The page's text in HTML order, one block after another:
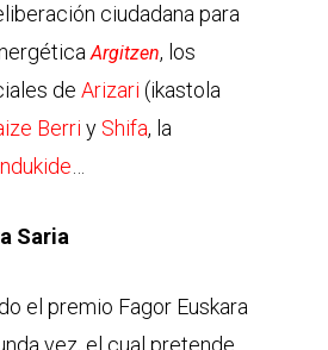
ciudadana para
Argitzen, los
de Arizari (ikastola
Berri y Shifa, la
Saria
el premio Fagor Euskara
vez, el cual pretende